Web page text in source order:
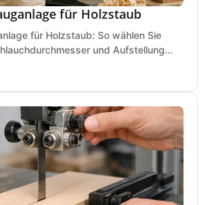
für Holzstaub
für Holzstaub: So wählen Sie
und Aufstellung